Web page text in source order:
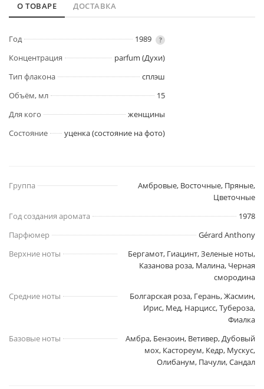
О ТОВАРЕ ДОСТАВКА
Год 1989 ?
Концентрация
parfum (Духи)
Тип флакона
сплэш
Объём, мл
15
Для кого
женщины
Состояние
уценка (состояние на фото)
Группа
Амбровые, Восточные, Пряные,
Цветочные
Год создания аромата
1978
Парфюмер
Gérard Anthony
Верхние ноты
Бергамот, Гиацинт, Зеленые ноты,
Казанова роза, Малина, Черная
смородина
Средние ноты
Болгарская роза, Герань, Жасмин,
Ирис, Мед, Нарцисс, Тубероза,
Фиалка
Базовые ноты
Амбра, Бензоин, Ветивер, Дубовый
мох, Кастореум, Кедр, Мускус,
Олибанум, Пачули, Сандал